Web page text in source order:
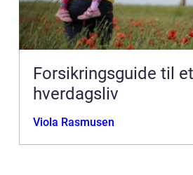
Forsikringsguide til
hverdagsliv
Viola Rasmusen